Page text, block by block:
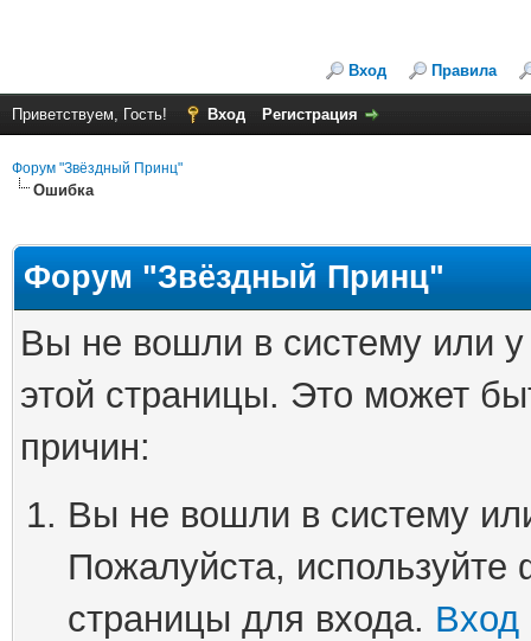
Вход Правила
Приветствуем, Гость! Вход Регистрация
Форум "Звёздный Принц"
Ошибка
Форум "Звёздный Принц"
Вы не вошли в систему или
этой страницы. Это может
причин:
Вы не вошли в систему
Пожалуйста,
страницы для входа. Вход